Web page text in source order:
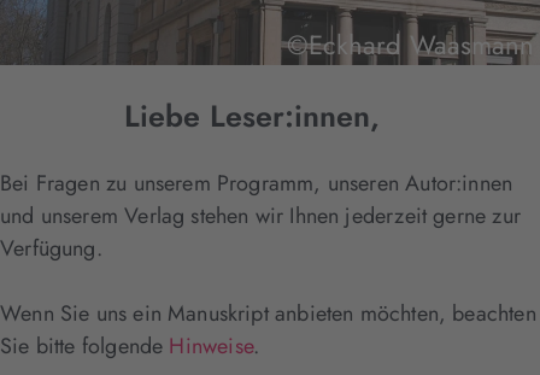
©Eckhard Waasmann
Liebe Leser:innen,
Bei Fragen zu unserem Programm, unseren Autor:innen
und unserem Verlag stehen wir Ihnen jederzeit gerne zur
Verfügung.
Wenn Sie uns ein Manuskript anbieten möchten, beachten
Sie bitte folgende Hinweise.